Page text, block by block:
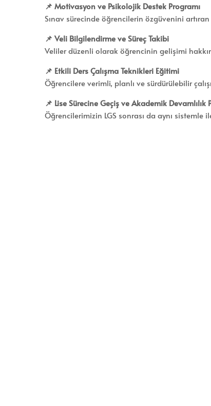
📌 Motivasyon ve Psikolojik Destek Programı
Sınav sürecinde öğrencilerin özgüvenini
📌 Veli Bilgilendirme ve Süreç Takibi
Veliler düzenli olarak öğrencinin gelişimi
📌 Etkili Ders Çalışma Teknikleri Eğitimi
Öğrencilere verimli, planlı ve sürdürülebilir
📌 Lise Sürecine Geçiş ve Akademik Devamlılık
Öğrencilerimizin LGS sonrası da aynı sistemle